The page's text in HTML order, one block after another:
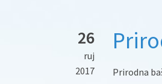
26
ruj
2017
Prirodna